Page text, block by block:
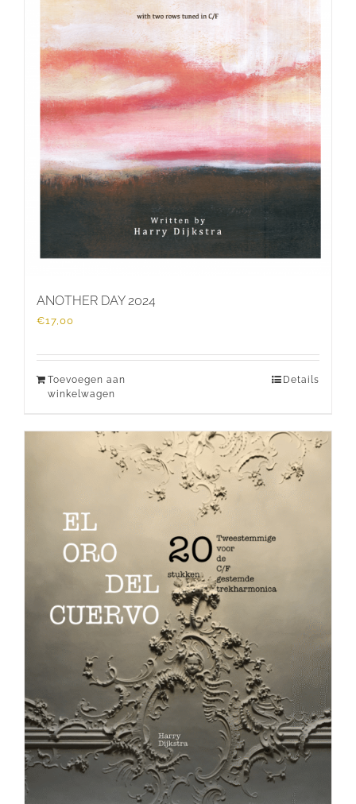
ANOTHER DAY 2024
€17,00
Toevoegen aan
winkelwagen
Details